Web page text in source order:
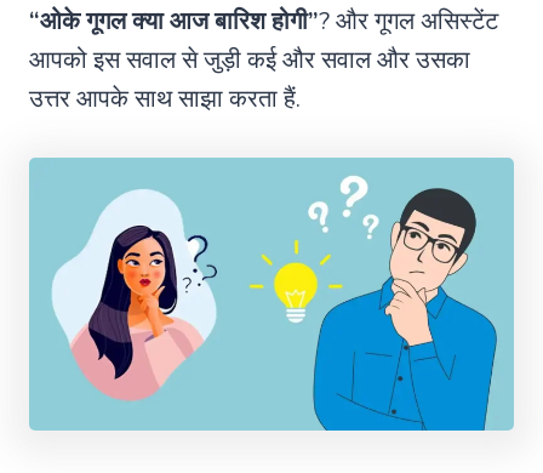
“ओके गूगल क्या आज बारिश होगी”? और गूगल असिस्टेंट
आपको इस सवाल से जुड़ी कई और सवाल और उसका
उत्तर आपके साथ साझा करता हैं.